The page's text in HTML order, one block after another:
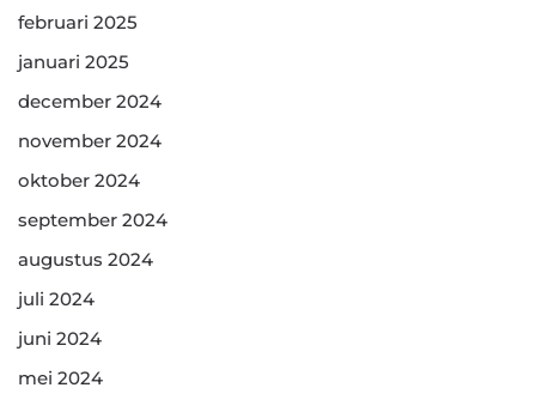
februari 2025
januari 2025
december 2024
november 2024
oktober 2024
september 2024
augustus 2024
juli 2024
juni 2024
mei 2024